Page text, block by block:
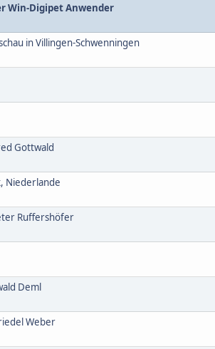
Win-Digipet Anwender
in Villingen-Schwenningen
Gottwald
Niederlande
Ruffershöfer
Deml
Weber